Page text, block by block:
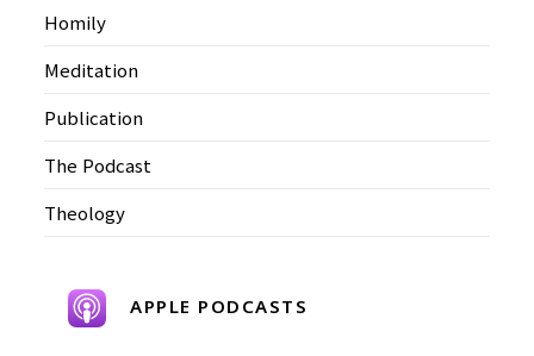
Homily
Meditation
Publication
The Podcast
Theology
APPLE PODCASTS